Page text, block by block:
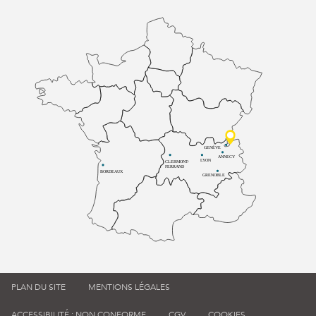
BORDEAUX
CLERMONT-
FERRAND
LYON
ANNECY
GRENOBLE
GENÈVE
PLAN DU SITE MENTIONS LÉGALES